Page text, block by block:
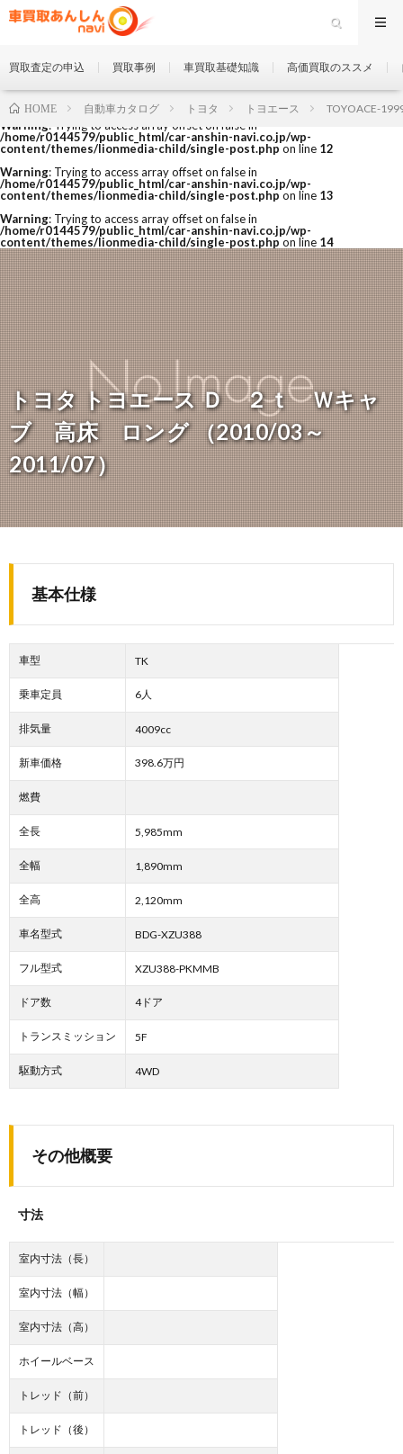
Warning: Trying to access array offset on false in
/home/r0144579/public_html/car-anshin-navi.co.jp/wp-
content/themes/lionmedia-child/single-post.php on line 12
Warning: Trying to access array offset on false in
/home/r0144579/public_html/car-anshin-navi.co.jp/wp-
content/themes/lionmedia-child/single-post.php on line 13
Warning: Trying to access array offset on false in
/home/r0144579/public_html/car-anshin-navi.co.jp/wp-
content/themes/lionmedia-child/single-post.php on line 14
買取査定の申込 買取事例 車買取基礎知識 高価買取のススメ
トヨタ トヨエース Ｄ ２ｔ Ｗキャ
ブ 高床 ロング （2010/03～
2011/07）
HOME 自動車カタログ トヨタ トヨエース TOYOACE-
基本仕様
車型 TK
乗車定員 6人
排気量 4009cc
新車価格 398.6万円
燃費
全長 5,985mm
全幅 1,890mm
全高 2,120mm
車名型式 BDG-XZU388
フル型式 XZU388-PKMMB
ドア数 4ドア
トランスミッション 5F
駆動方式 4WD
その他概要
寸法
室内寸法（長）
室内寸法（幅）
室内寸法（高）
ホイールベース
トレッド（前）
トレッド（後）